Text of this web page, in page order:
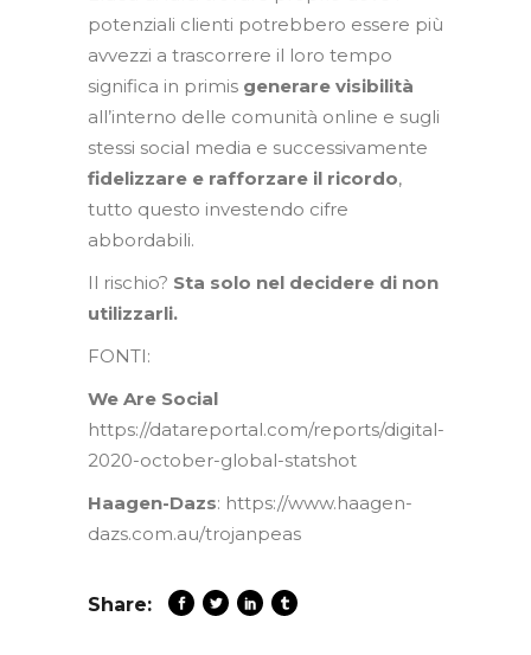
potenziali clienti potrebbero essere più
avvezzi a trascorrere il loro tempo
significa in primis generare visibilità
all’interno delle comunità online e sugli
stessi social media e successivamente
fidelizzare e rafforzare il ricordo,
tutto questo investendo cifre
abbordabili.
Il rischio? Sta solo nel decidere di non
utilizzarli.
FONTI:
We Are Social
https://datareportal.com/reports/digital-
2020-october-global-statshot
Haagen-Dazs: https://www.haagen-
dazs.com.au/trojanpeas
Share: